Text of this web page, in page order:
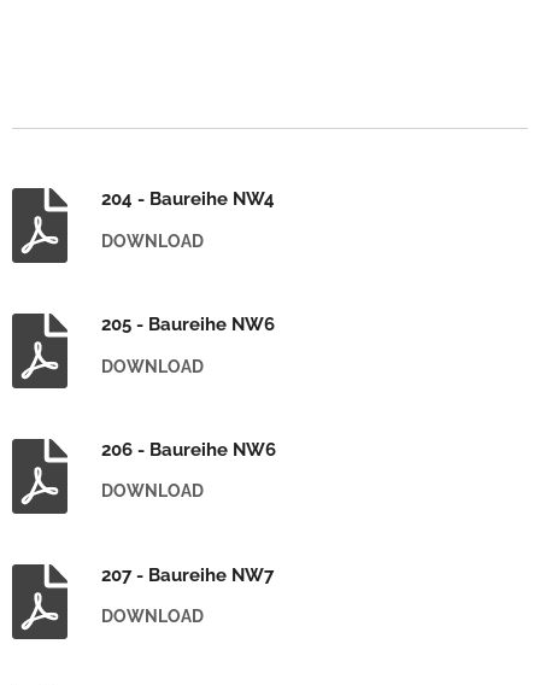
204 - Baureihe NW4
DOWNLOAD
205 - Baureihe NW6
DOWNLOAD
206 - Baureihe NW6
DOWNLOAD
207 - Baureihe NW7
DOWNLOAD